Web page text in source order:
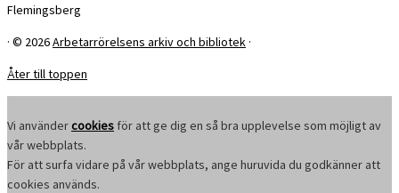
Flemingsberg
· © 2026Arbetarrörelsens arkiv och bibliotek ·
Åter till toppen
Vi användercookies för att ge dig en så bra upplevelse som möjligt av
vår webbplats.
För att surfa vidare på vår webbplats, ange huruvida du godkänner att
cookies används.